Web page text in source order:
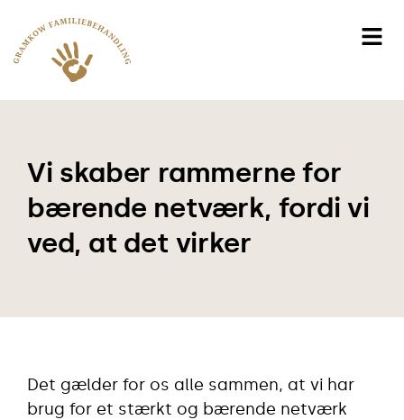
Vi skaber rammerne for
bærende netværk, fordi vi
ved, at det virker
Det gælder for os alle sammen, at vi har
brug for et stærkt og bærende netværk